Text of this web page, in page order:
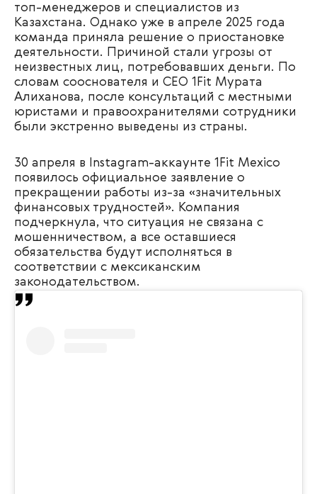
топ-менеджеров и специалистов из
Казахстана. Однако уже в апреле 2025 года
команда приняла решение о приостановке
деятельности. Причиной стали угрозы от
неизвестных лиц, потребовавших деньги. По
словам сооснователя и CEO 1Fit Мурата
Алиханова, после консультаций с местными
юристами и правоохранителями сотрудники
были экстренно выведены из страны.
30 апреля в Instagram-аккаунте 1Fit Mexico
появилось официальное заявление о
прекращении работы из-за «значительных
финансовых трудностей». Компания
подчеркнула, что ситуация не связана с
мошенничеством, а все оставшиеся
обязательства будут исполняться в
соответствии с мексиканским
законодательством.